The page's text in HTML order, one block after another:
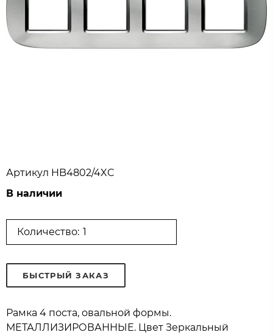
Артикул HB4802/4XC
В наличии
Количество:
БЫСТРЫЙ ЗАКАЗ
Рамка 4 поста, овальной формы.
МЕТАЛЛИЗИРОВАННЫЕ. Цвет Зеркальный